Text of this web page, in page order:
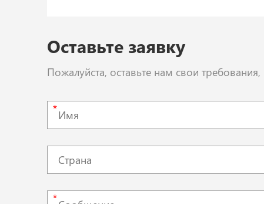
Оставьте заявку
Пожалуйста, оставьте нам свои
*
*